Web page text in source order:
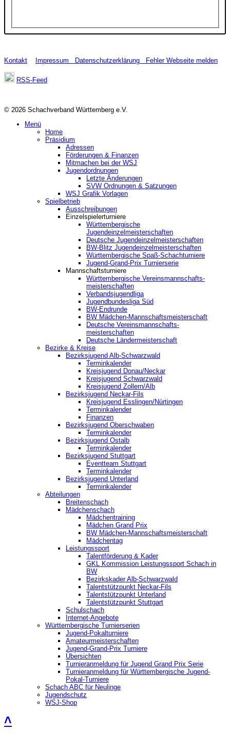
Kontakt Impressum Datenschutzerklärung Fehler Webseite melden
RSS-Feed
© 2026 Schachverband Württemberg e.V.
Menü
Home
Präsidium
Adressen
Förderungen & Finanzen
Mitmachen bei der WSJ
Jugendordnungen
Letzte Änderungen
SVW Ordnungen & Satzungen
WSJ Grafik Vorlagen
Spielbetrieb
Ausschreibungen
Einzelspielerturniere
Württembergische
Jugendeinzelmeisterschaften
Deutsche Jugendeinzelmeisterschaften
BW-Blitz Jugendeinzelmeisterschaften
Württembergische Spaß-Schachturniere
Jugend-Grand-Prix Turnierserie
Mannschaftsturniere
Württembergische Vereinsmannschafts-
meisterschaften
Verbandsjugendliga
Jugendbundesliga Süd
BW-Endrunde
BW Mädchen-Mannschaftsmeisterschaft
Deutsche Vereinsmannschafts-
meisterschaften
Deutsche Ländermeisterschaft
Bezirke & Kreise
Bezirksjugend Alb-Schwarzwald
Terminkalender
Kreisjugend Donau/Neckar
Kreisjugend Schwarzwald
Kreisjugend Zollern/Alb
Bezirksjugend Neckar-Fils
Kreisjugend ‎Esslingen/Nürtingen
Terminkalender
Finanzen
Bezirksjugend Oberschwaben
Terminkalender
Bezirksjugend Ostalb
Terminkalender
Bezirksjugend Stuttgart
‎Eventteam Stuttgart
Terminkalender
Bezirksjugend Unterland
Terminkalender
Abteilungen
Breitenschach
Mädchenschach
Mädchentraining
Mädchen Grand Prix
BW Mädchen-Mannschaftsmeisterschaft
Mädchentag
Leistungssport
Talentförderung & Kader
GKL Kommission Leistungssport Schach in
BW
Bezirkskader Alb-Schwarzwald
Talentstützpunkt Neckar-Fils
Talentstützpunkt Unterland
Talentstützpunkt Stuttgart
Schulschach
Internet-Angebote
Württembergische Turnierserien
Jugend-Pokalturniere
Amateurmeisterschaften
Jugend-Grand-Prix Turniere
Übersichten
Turnieranmeldung für Jugend Grand Prix Serie
Turnieranmeldung für Württembergische Jugend-
Pokal-Turniere
Schach ABC für Neulinge
Jugendschutz
WSJ-Shop
˄